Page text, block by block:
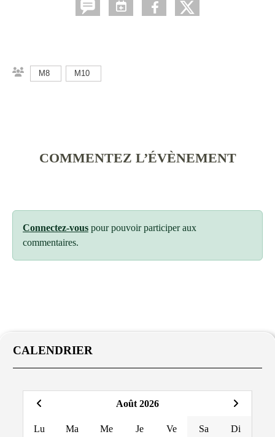
M8 M10
COMMENTEZ L’ÉVÈNEMENT
Connectez-vous pour pouvoir participer aux
commentaires.
CALENDRIER
Août 2026
Lu Ma Me Je Ve Sa Di